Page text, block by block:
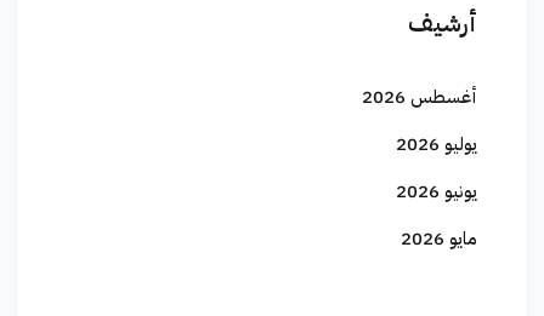
أرشيف
أغسطس 2026
يوليو 2026
يونيو 2026
مايو 2026